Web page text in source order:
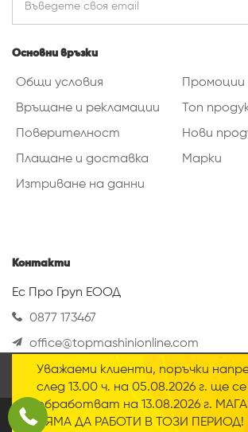
Уважаеми клиенти, поръчки
след 13.00 ч. на 05.08.2026 г. ще се
обработват на 13.08.2026 г.
НЯМА ДА РАБОТИ В ТОЗИ ПЕРИОД!
Основни връзки
Общи условия
Връщане и рекламации
Поверителност
Плащане и доставка
Изтриване на данни
Промоции
Топ
Нови
Марки
Контакти
Ес Про Груп ЕООД
0877 173467
office@topmashinionline.com
Вижте повече
2020 © Всички права запазени
Нашият онлайн магазин използва
наречените „Бисквитки“ Научете
нашатаполитика за поверителност.
Приемам